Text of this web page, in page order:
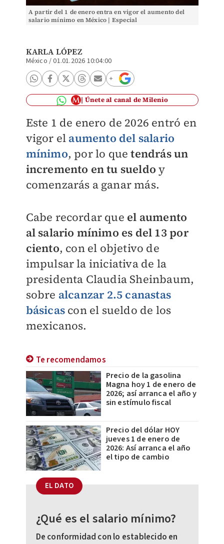
A partir del 1 de enero entra en vigor el aumento del
salario mínimo en México | Especial
KARLA LÓPEZ
México /01.01.2026 10:04:00
Únete al canal de Milenio
Este 1 de enero de 2026 entró en
vigor el aumento del salario
mínimo, por lo que tendrás un
incremento en tu sueldo y
comenzarás a ganar más.
Cabe recordar que el aumento
al salario mínimo es del 13 por
ciento, con el objetivo de
impulsar la iniciativa de la
presidenta Claudia Sheinbaum,
sobre alcanzar 2.5 canastas
básicascon el sueldo de los
mexicanos.
Te recomendamos
Precio de la gasolina
Magna hoy 1 de enero de
2026; así arranca el año y
sin estímulo fiscal
Precio del dólar HOY
jueves 1 de enero de
2026: Así arranca el año
el tipo de cambio
EL DATO
¿Qué es el salario mínimo?
De conformidad con lo establecido en